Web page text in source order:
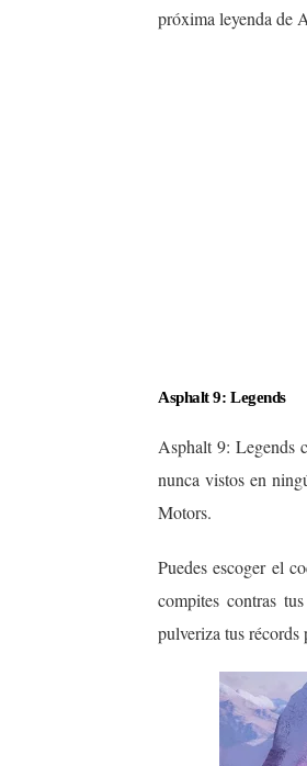
próxima leyenda de
Asphalt 9: Legends
Asphalt 9: Legends
nunca vistos en
Motors.
Puedes escoger el
compites contras
pulveriza tus récords